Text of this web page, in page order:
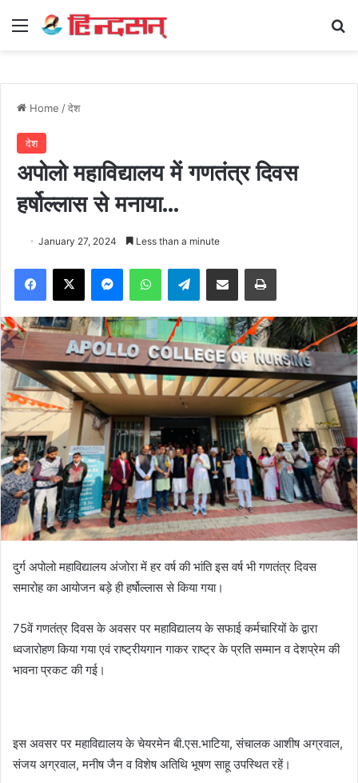
Menu
Home /देश
देश
अपोलो महाविद्यालय में गणतंत्र दिवस
हर्षोल्लास से मनाया…
January 27, 2024 Less than a minute
Facebook
X MessengerWhatsAppTelegramShare via Email Print
दुर्ग अपोलो महाविद्यालय अंजोरा में हर वर्ष की भांति इस वर्ष भी गणतंत्र दिवस
समारोह का आयोजन बड़े ही हर्षोल्लास से किया गया।
75वें गणतंत्र दिवस के अवसर पर महाविद्यालय के सफाई कर्मचारियों के द्वारा
ध्वजारोहण किया गया एवं राष्ट्रीयगान गाकर राष्ट्र के प्रति सम्मान व देशप्रेम की
भावना प्रकट की गई।
इस अवसर पर महाविद्यालय के चेयरमेन बी.एस.भाटिया, संचालक आशीष अग्रवाल,
संजय अग्रवाल, मनीष जैन व विशेष अतिथि भूषण साहू उपस्थित रहें।